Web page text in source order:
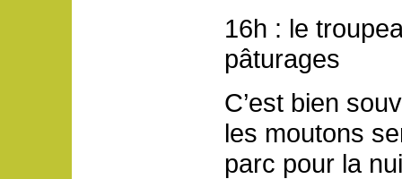
16h : le
pâturages
C’est bien
les moutons
parc pour la